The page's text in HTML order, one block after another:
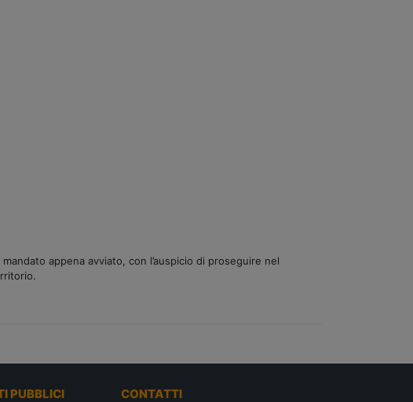
appena avviato, con l’auspicio di proseguire nel
PUBBLICI CONTATTI